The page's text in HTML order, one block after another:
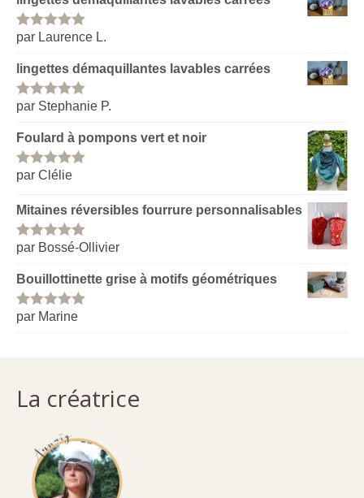
Note5sur
par Laurence L.
lingettes démaquillantes lavables carrées
Note5sur
par Stephanie P.
Foulard à pompons vert et noir
Note5 sur
par Clélie
Mitaines réversibles fourrure personnalisables
Note5sur
par Bossé-Ollivier
Bouillottinette grise à motifs géométriques
Note5sur
par Marine
La créatrice